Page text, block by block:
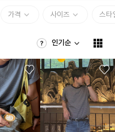
가격 사이즈 스타
인기순